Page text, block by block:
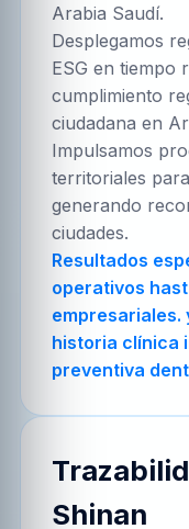
Arabia Saudí.
Desplegamos
ESG en tiempo
cumplimiento
ciudadana en
Impulsamos
territoriales
generando
ciudades.
Resultados
operativos
empresariales.
historia clínica
preventiva
Shinan